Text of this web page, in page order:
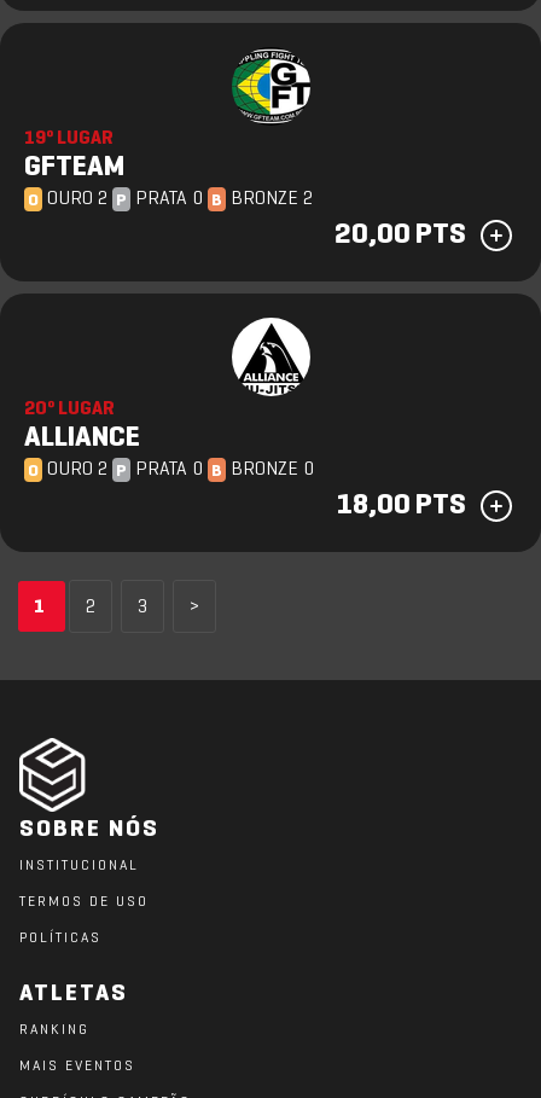
19º LUGAR
GFTEAM
O OURO 2 P PRATA 0 B BRONZE 2
20,00 PTS
20º LUGAR
ALLIANCE
O OURO 2 P PRATA 0 B BRONZE 0
18,00 PTS
1 2 3 >
SOBRE NÓS
INSTITUCIONAL
TERMOS DE USO
POLÍTICAS
ATLETAS
RANKING
MAIS EVENTOS